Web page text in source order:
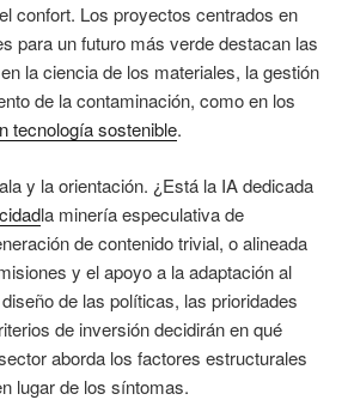
confort. Los proyectos centrados en
para un futuro más verde destacan las
la ciencia de los materiales, la gestión
de la contaminación, como en los
tecnología sostenible.
y la orientación. ¿Está la IA dedicada
la minería especulativa de
de contenido trivial, o alineada
y el apoyo a la adaptación al
de las políticas, las prioridades
de inversión decidirán en qué
aborda los factores estructurales
lugar de los síntomas.